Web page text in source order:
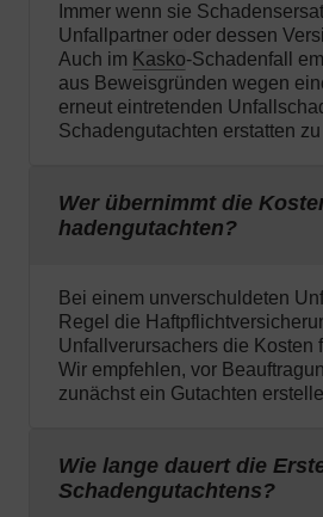
Immer wenn sie
Unfallpartner oder dessen
Auch im Kasko-Schadenfall
aus Beweisgründen wegen
erneut eintretenden
Schadengutachten erstatten
Wer übernimmt die
hadengutachten?
Bei einem unverschuldeten
Regel die
Unfallverursachers die Kosten
Wir empfehlen, vor
zunächst ein Gutachten
Wie lange dauert die
Schadengutachtens?